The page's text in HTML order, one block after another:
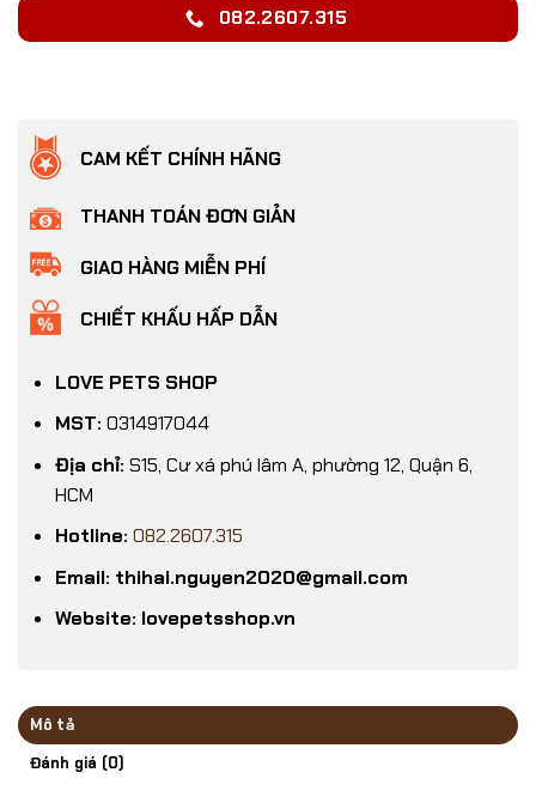
082.2607.315
CAM KẾT CHÍNH HÃNG
THANH TOÁN ĐƠN GIẢN
GIAO HÀNG MIỄN PHÍ
CHIẾT KHẤU HẤP DẪN
LOVE PETS SHOP
MST: 0314917044
Địa chỉ: S15, Cư xá phú lâm A, phường 12, Quận 6,
HCM
Hotline: 082.2607.315
Email: thihai.nguyen2020@gmail.com
Website: lovepetsshop.vn
Mô tả
Đánh giá (0)